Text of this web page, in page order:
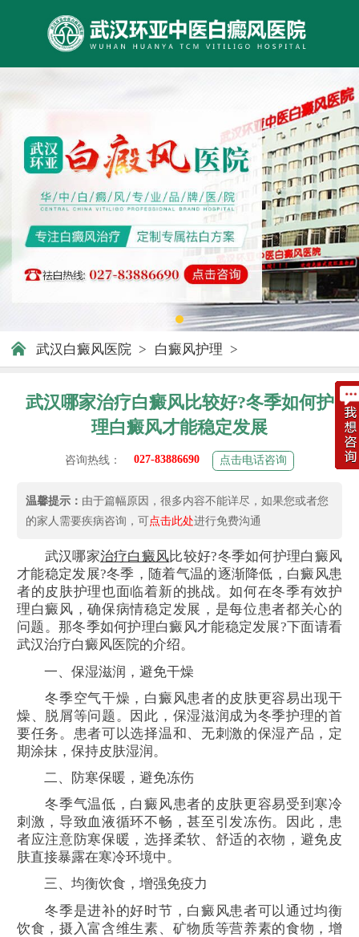
武汉白癜风医院 > 白癜风护理 >
武汉哪家治疗白癜风比较好?冬季如何护
理白癜风才能稳定发展
咨询热线： 027-83886690 点击电话咨询
温馨提示： 由于篇幅原因，很多内容不能详尽，如果您或者您
的家人需要疾病咨询，可点击此处进行免费沟通
武汉哪家治疗白癜风比较好?冬季如何护理白癜风
才能稳定发展?冬季，随着气温的逐渐降低，白癜风患
者的皮肤护理也面临着新的挑战。如何在冬季有效护
理白癜风，确保病情稳定发展，是每位患者都关心的
问题。那冬季如何护理白癜风才能稳定发展?下面请看
武汉治疗白癜风医院的介绍。
一、保湿滋润，避免干燥
冬季空气干燥，白癜风患者的皮肤更容易出现干
燥、脱屑等问题。因此，保湿滋润成为冬季护理的首
要任务。患者可以选择温和、无刺激的保湿产品，定
期涂抹，保持皮肤湿润。
二、防寒保暖，避免冻伤
冬季气温低，白癜风患者的皮肤更容易受到寒冷
刺激，导致血液循环不畅，甚至引发冻伤。因此，患
者应注意防寒保暖，选择柔软、舒适的衣物，避免皮
肤直接暴露在寒冷环境中。
三、均衡饮食，增强免疫力
冬季是进补的好时节，白癜风患者可以通过均衡
饮食，摄入富含维生素、矿物质等营养素的食物，增